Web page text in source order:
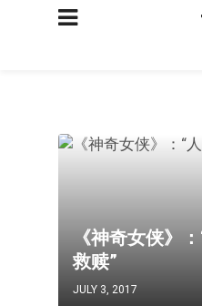
《神奇女侠》
救赎”
JULY 3, 2017